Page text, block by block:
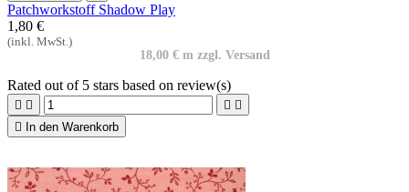
Patchworkstoff Shadow Play
1,80 €
(inkl. MwSt.)
18,00 € m zzgl. Versand
Rated out of 5 stars based on review(s)
   

In den Warenkorb